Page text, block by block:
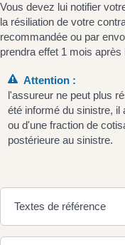
Vous devez lui notifier
la résiliation de votre
recommandée ou par
prendra effet 1 mois après
Attention :
l'assureur ne peut plus
été informé du sinistre, il
ou d'une fraction de
postérieure au sinistre.
Textes de référence